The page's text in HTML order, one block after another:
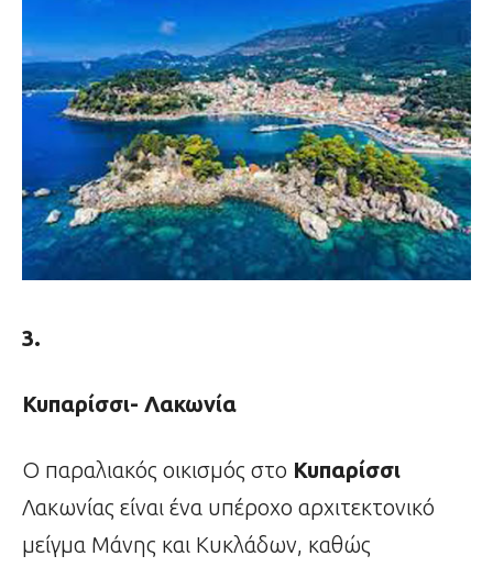
3.
Κυπαρίσσι- Λακωνία
Ο παραλιακός οικισμός στο Κυπαρίσσι
Λακωνίας είναι ένα υπέροχο αρχιτεκτονικό
μείγμα Μάνης και Κυκλάδων, καθώς